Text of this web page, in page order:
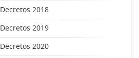
Decretos 2018
Decretos 2019
Decretos 2020